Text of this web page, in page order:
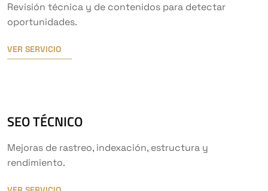
Revisión técnica y de contenidos para detectar
oportunidades.
VER SERVICIO
SEO TÉCNICO
Mejoras de rastreo, indexación, estructura y
rendimiento.